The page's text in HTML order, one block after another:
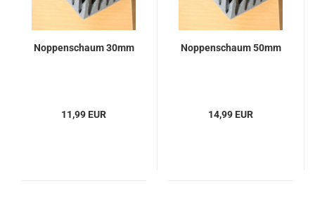
Noppenschaum 30mm
11,99 EUR
Noppenschaum 50mm
14,99 EUR